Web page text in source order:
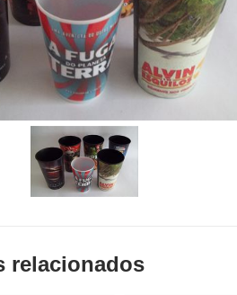
relacionados